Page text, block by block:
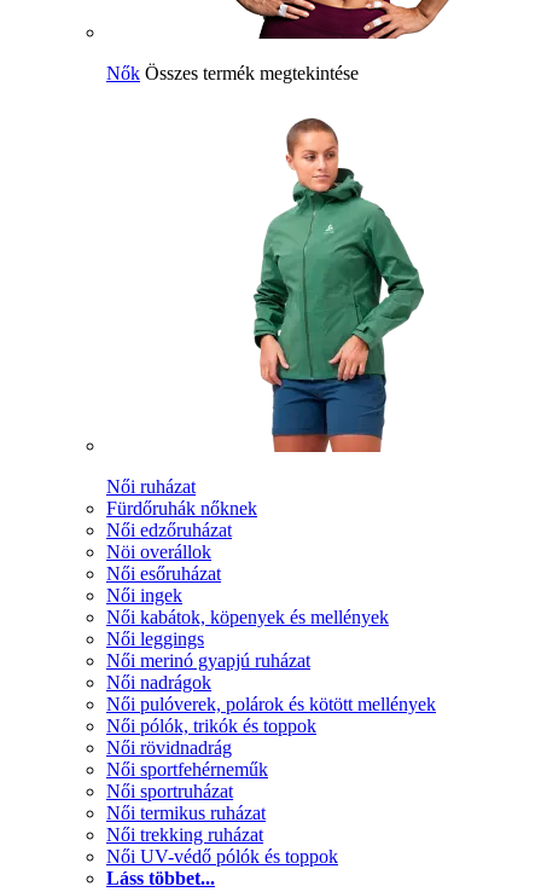
Nők Összes termék megtekintése
Női ruházat
Fürdőruhák nőknek
Női edzőruházat
Nöi overállok
Női esőruházat
Női ingek
Női kabátok, köpenyek és mellények
Női leggings
Női merinó gyapjú ruházat
Női nadrágok
Női pulóverek, polárok és kötött mellények
Női pólók, trikók és toppok
Női rövidnadrág
Női sportfehérneműk
Női sportruházat
Női termikus ruházat
Női trekking ruházat
Női UV-védő pólók és toppok
Láss többet...